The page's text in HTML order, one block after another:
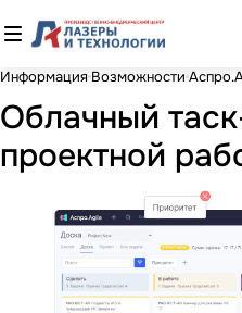
Информация Возможности
Облачный
проектной